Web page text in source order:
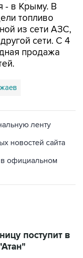
- в Крыму. В
топливо
из сети АЗС,
сети. С 4
продажа
ленту
новостей сайта
в официальном
поступит в